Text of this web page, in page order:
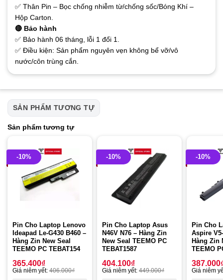
✅ Thân Pin – Bọc chống nhiễm từ/chống sốc/Bóng Khí –
Hộp Carton.
🔴 Bảo hành
✅ Bảo hành 06 tháng, lỗi 1 đổi 1.
✅ Điều kiện: Sản phẩm nguyên vẹn không bể vỡ/vô
nước/côn trùng cắn.
SẢN PHẨM TƯƠNG TỰ
Sản phẩm tương tự
-10%
Pin Cho Laptop Lenovo
Ideapad Le-G430 B460 –
Hàng Zin New Seal
TEEMO PC TEBAT154
365.400₫
Giá niêm yết: 406.000₫
-10%
Pin Cho Laptop Asus
N46V N76 – Hàng Zin
New Seal TEEMO PC
TEBAT1587
404.100₫
Giá niêm yết: 449.000₫
-10%
Pin Cho
Aspire
Hàng Zin
TEEMO
387.000
Giá niêm